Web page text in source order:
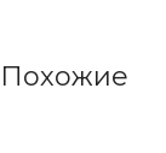
Похожие